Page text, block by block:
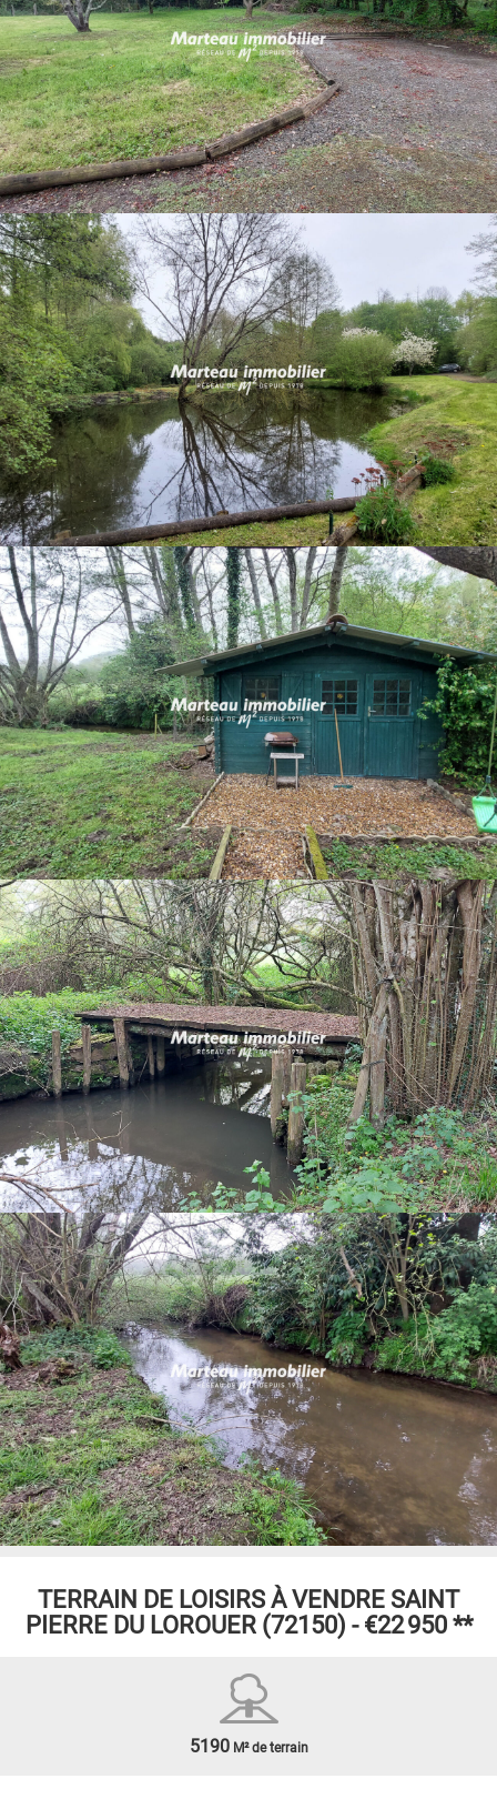
TERRAIN DE LOISIRS À VENDRE SAINT
PIERRE DU LOROUER (72150) - €22 950**
5190M² de terrain